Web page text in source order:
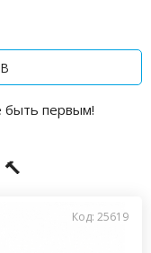
быть первым!
Код: 25619